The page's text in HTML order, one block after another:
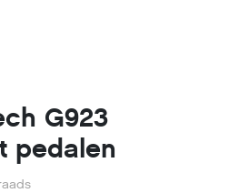
G923
pedalen